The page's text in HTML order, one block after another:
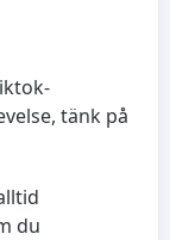
tänk på
du